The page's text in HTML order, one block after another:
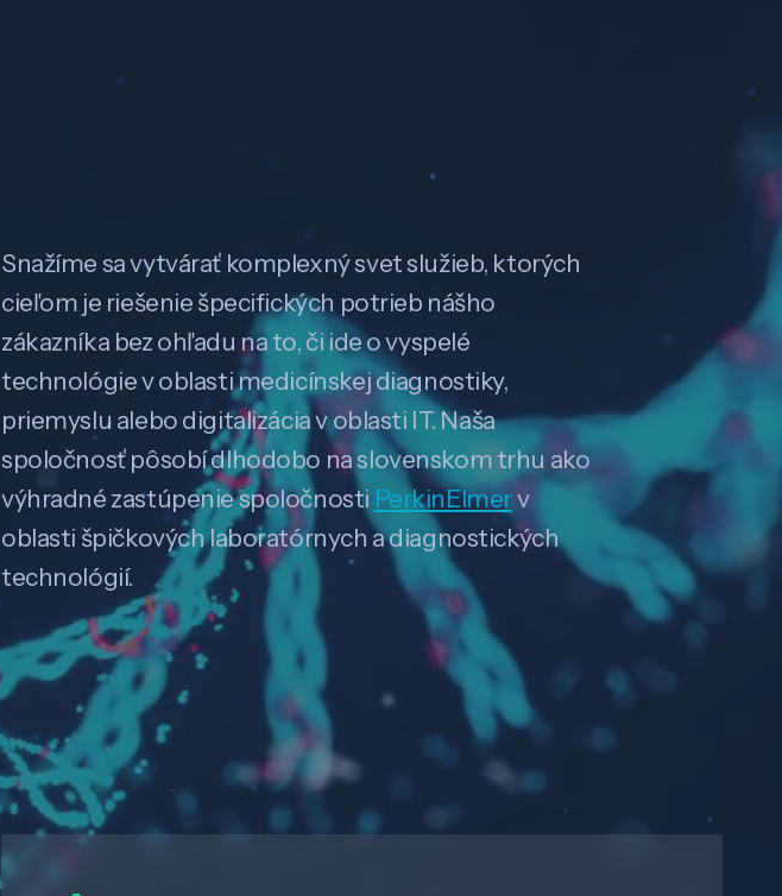
Snažíme sa vytvárať komplexný svet služieb, ktorých
cieľom je riešenie špecifických potrieb nášho
zákazníka bez ohľadu na to, či ide o vyspelé
technológie v oblasti medicínskej diagnostiky,
priemyslu alebo digitalizácia v oblasti IT. Naša
spoločnosť pôsobí dlhodobo na slovenskom trhu ako
výhradné zastúpenie spoločnosti PerkinElmerv
oblasti špičkových laboratórnych a diagnostických
technológií.